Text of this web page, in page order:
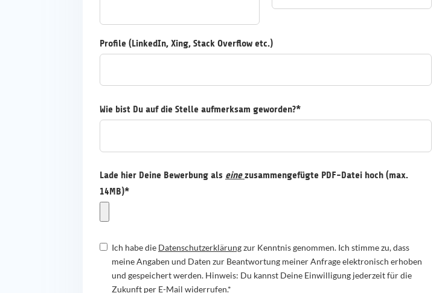
Profile (LinkedIn, Xing, Stack Overflow etc.)
Wie bist Du auf die Stelle aufmerksam geworden?*
Lade hier Deine Bewerbung als einezusammengefügte PDF-Datei hoch (max.
14MB)*
Ich habe die Datenschutzerklärungzur Kenntnis genommen. Ich stimme zu, dass
meine Angaben und Daten zur Beantwortung meiner Anfrage elektronisch erhoben
und gespeichert werden. Hinweis: Du kannst Deine Einwilligung jederzeit für die
Zukunft per E-Mail widerrufen.*